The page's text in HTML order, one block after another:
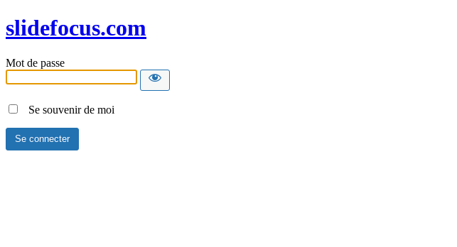
slidefocus.com
Mot de passe
Se souvenir de moi